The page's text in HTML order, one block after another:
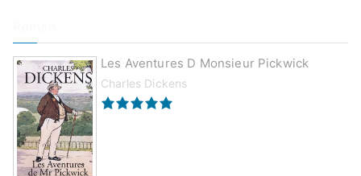
Les Aventures D Monsieur Pickwick
Charles Dickens